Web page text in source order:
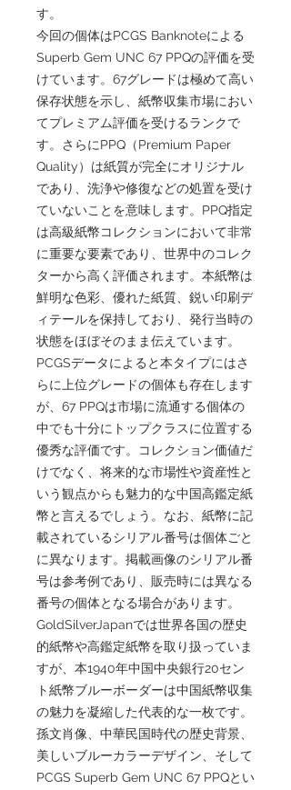
す。
今回の個体はPCGS Banknoteによる
Superb Gem UNC 67 PPQの評価を受
けています。67グレードは極めて高い
保存状態を示し、紙幣収集市場におい
てプレミアム評価を受けるランクで
す。さらにPPQ（Premium Paper
Quality）は紙質が完全にオリジナル
であり、洗浄や修復などの処置を受け
ていないことを意味します。PPQ指定
は高級紙幣コレクションにおいて非常
に重要な要素であり、世界中のコレク
ターから高く評価されます。本紙幣は
鮮明な色彩、優れた紙質、鋭い印刷デ
ィテールを保持しており、発行当時の
状態をほぼそのまま伝えています。
PCGSデータによると本タイプにはさ
らに上位グレードの個体も存在します
が、67 PPQは市場に流通する個体の
中でも十分にトップクラスに位置する
優秀な評価です。コレクション価値だ
けでなく、将来的な市場性や資産性と
いう観点からも魅力的な中国高鑑定紙
幣と言えるでしょう。なお、紙幣に記
載されているシリアル番号は個体ごと
に異なります。掲載画像のシリアル番
号は参考例であり、販売時には異なる
番号の個体となる場合があります。
GoldSilverJapanでは世界各国の歴史
的紙幣や高鑑定紙幣を取り扱っていま
すが、本1940年中国中央銀行20セン
ト紙幣ブルーボーダーは中国紙幣収集
の魅力を凝縮した代表的な一枚です。
孫文肖像、中華民国時代の歴史背景、
美しいブルーカラーデザイン、そして
PCGS Superb Gem UNC 67 PPQとい